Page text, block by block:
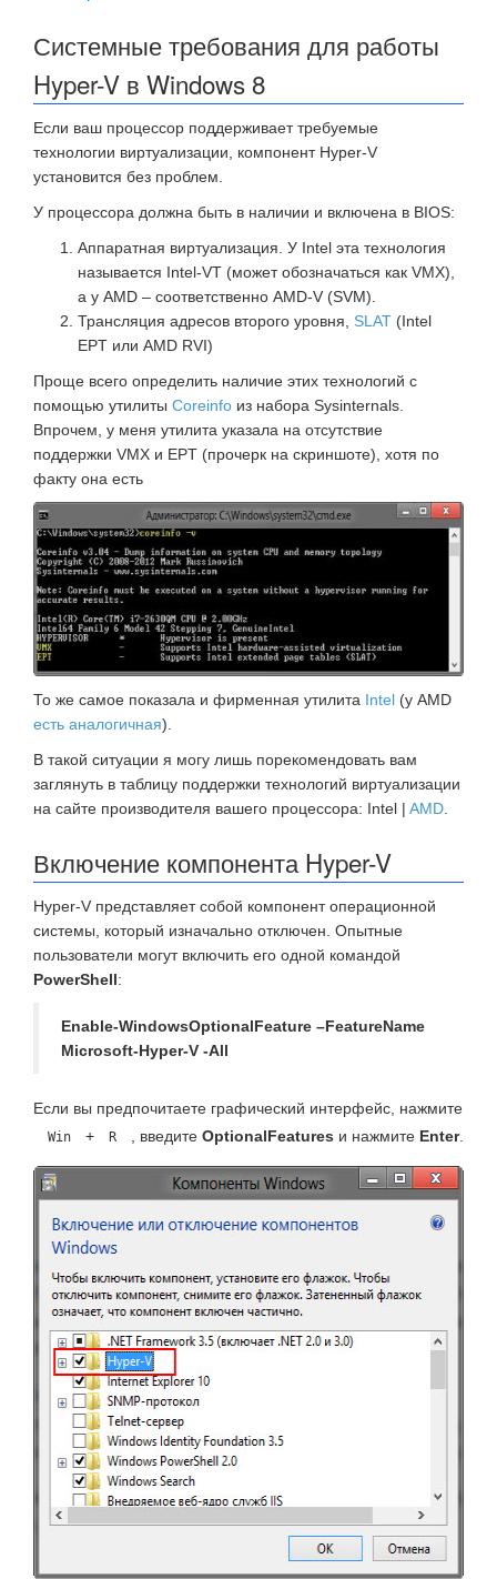
Системные требования для работы
Hyper-V в Windows 8
Если ваш процессор поддерживает требуемые
технологии виртуализации, компонент Hyper-V
установится без проблем.
У процессора должна быть в наличии и включена в BIOS:
Аппаратная виртуализация. У Intel эта технология
называется Intel-VT (может обозначаться как VMX),
а у AMD – соответственно AMD-V (SVM).
Трансляция адресов второго уровня, SLAT (Intel
EPT или AMD RVI)
Проще всего определить наличие этих технологий с
помощью утилиты Coreinfo из набора Sysinternals.
Впрочем, у меня утилита указала на отсутствие
поддержки VMX и EPT (прочерк на скриншоте), хотя по
факту она есть
То же самое показала и фирменная утилита Intel (у AMD
есть аналогичная).
В такой ситуации я могу лишь порекомендовать вам
заглянуть в таблицу поддержки технологий виртуализации
на сайте производителя вашего процессора: Intel | AMD
Включение компонента Hyper-V
Hyper-V представляет собой компонент операционной
системы, который изначально отключен. Опытные
пользователи могут включить его одной командой
PowerShell:
Enable-WindowsOptionalFeature –FeatureName
Microsoft-Hyper-V -All
Если вы предпочитаете графический интерфейс, нажмите
Win + R , введите OptionalFeatures и нажмите Enter.